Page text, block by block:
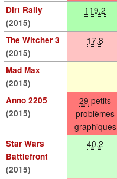
Dirt Rally
(2015)
119.2
The Witcher 3
(2015)
17.8
Mad Max
(2015)
Anno 2205
(2015)
29 petits
problèmes
graphiques
Star Wars
Battlefront
(2015)
40.2